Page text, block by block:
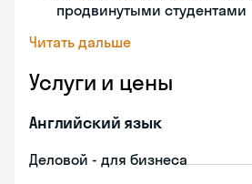
продвинутыми студентами
Читать дальше
Услуги и цены
Английский язык
Деловой - для бизнеса